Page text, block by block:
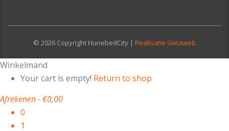
© 2026 Copyright HunebedCity | Realisatie Getaweb
Winkelmand
Your cart is empty! Return to shop
Afrekenen-€0,00
0
1